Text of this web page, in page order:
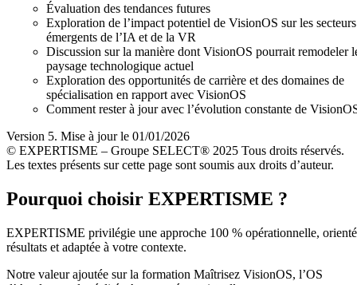
Évaluation des tendances futures
Exploration de l’impact potentiel de VisionOS sur les secteurs
émergents de l’IA et de la VR
Discussion sur la manière dont VisionOS pourrait remodeler
paysage technologique actuel
Exploration des opportunités de carrière et des domaines de
spécialisation en rapport avec VisionOS
Comment rester à jour avec l’évolution constante de
Version 5. Mise à jour le 01/01/2026
© EXPERTISME – Groupe SELECT® 2025 Tous droits réservés.
Les textes présents sur cette page sont soumis aux droits d’auteur.
Pourquoi choisir EXPERTISME ?
EXPERTISME privilégie une approche 100 % opérationnelle,
résultats et adaptée à votre contexte.
Notre valeur ajoutée sur la formation Maîtrisez VisionOS, l’OS